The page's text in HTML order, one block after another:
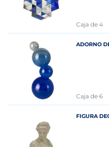
Caja de 4
ADORNO
Caja de 6
FIGURA